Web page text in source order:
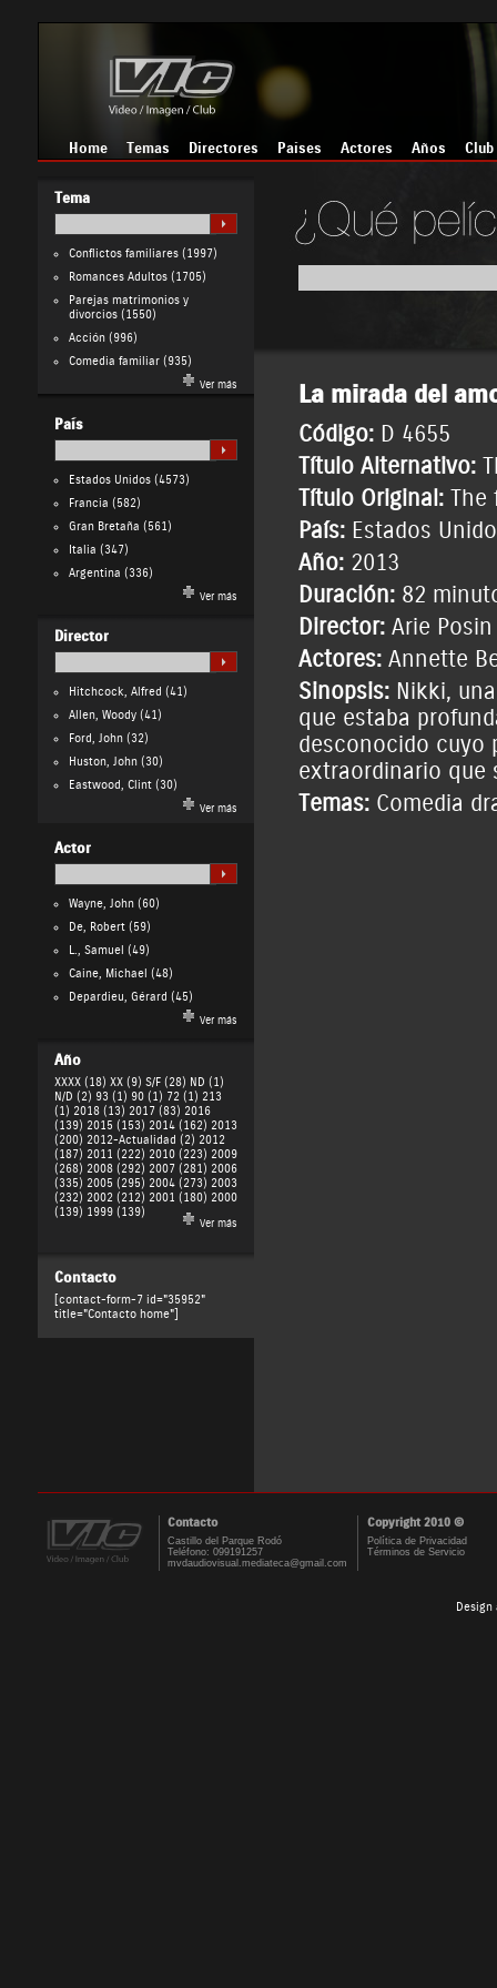
Home Temas Directores Países Actores Años Club
Tema
Conflictos familiares(1997)
Romances Adultos(1705)
Parejas matrimonios y
divorcios(1550)
Acción(996)
Comedia familiar(935)
Ver más
País
Estados Unidos(4573)
Francia (582)
Gran Bretaña (561)
Italia (347)
Argentina (336)
Ver más
Director
Hitchcock, Alfred (41)
Allen, Woody(41)
Ford, John(32)
Huston, John(30)
Eastwood, Clint(30)
Ver más
Actor
Wayne, John(60)
De, Robert(59)
L., Samuel (49)
Caine, Michael (48)
Depardieu, Gérard (45)
Ver más
Año
XXXX (18) XX (9) S/F (28) ND (1)
N/D (2) 93 (1) 90 (1) 72 (1) 213
(1) 2018 (13) 2017 (83) 2016
(139) 2015 (153) 2014 (162) 2013
(200) 2012-Actualidad (2) 2012
(187) 2011 (222) 2010 (223) 2009
(268) 2008 (292) 2007 (281) 2006
(335) 2005 (295) 2004 (273) 2003
(232) 2002 (212) 2001 (180) 2000
(139) 1999 (139)
Ver más
Contacto
[contact-form-7 id="35952"
title="Contacto home"]
La mirada del
Código: D 4655
Título Alternativo:
Título Original: The
País: Estados
Año: 2013
Duración: 82
Director: Arie Posin
Actores: Annette
Sinopsis:Nikki,
que estaba
desconocido cuyo
extraordinario que
Temas: Comedia
Contacto Copyright 2010 ©
Castillo del Parque Rodó
Teléfono: 099191257
mvdaudiovisual.mediateca@gmail.com
Política de Privacidad
Términos de Servicio